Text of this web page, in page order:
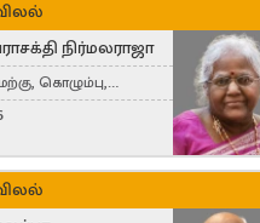
நிர்மலராஜா
கொழும்பு,
United Kingdom